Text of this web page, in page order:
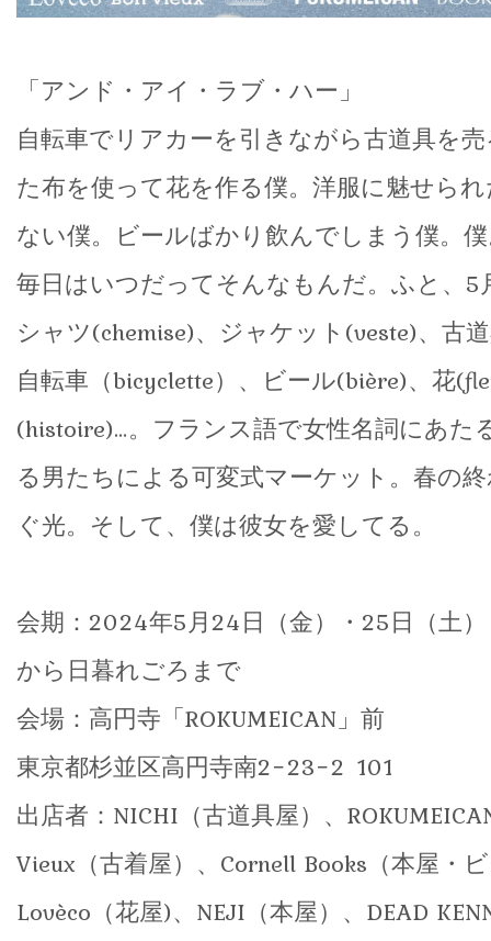
「アンド・アイ・ラブ・ハー」
自転車でリアカーを引きながら古道具を
た布を使って花を作る僕。洋服に魅せら
ない僕。ビールばかり飲んでしまう僕。
毎日はいつだってそんなもんだ。ふと、5
シャツ(chemise)、ジャケット(veste)、古
自転車（bicyclette）、ビール(bière)、花
(histoire)…。フランス語で女性名詞にあた
る男たちによる可変式マーケット。春の
ぐ光。そして、僕は彼女を愛してる。
会期：2024年5月24日（金）・25日（土
から日暮れごろまで
会場：高円寺「ROKUMEICAN」前
東京都杉並区高円寺南2−23−2 101
出店者：NICHI（古道具屋）、
Vieux（古着屋）、Cornell Books（本屋・
Lovèco（花屋)、NEJI（本屋）、DEAD